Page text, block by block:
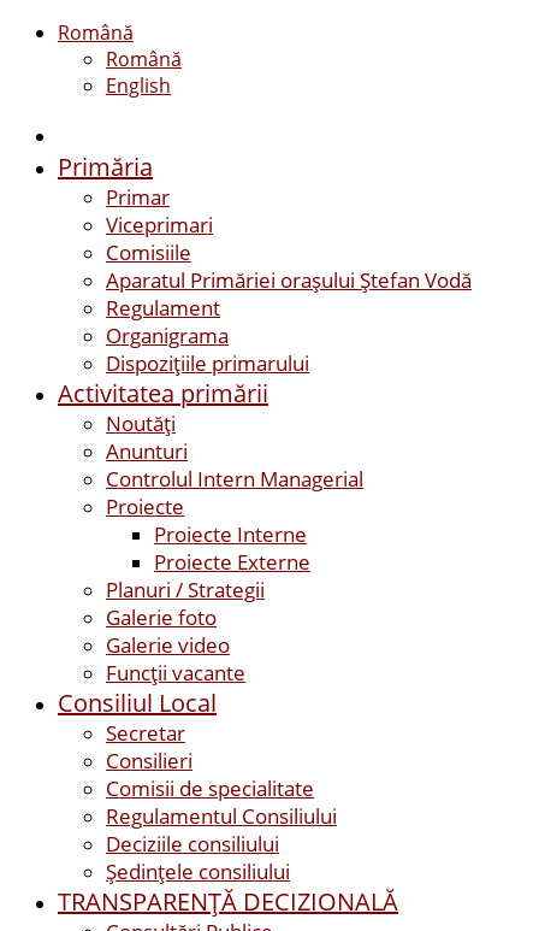
Română
Română
English
Primăria
Primar
Viceprimari
Comisiile
Aparatul Primăriei orașului Ștefan Vodă
Regulament
Organigrama
Dispozițiile primarului
Activitatea primării
Noutăți
Anunturi
Controlul Intern Managerial
Proiecte
Proiecte Interne
Proiecte Externe
Planuri / Strategii
Galerie foto
Galerie video
Funcții vacante
Consiliul Local
Secretar
Consilieri
Comisii de specialitate
Regulamentul Consiliului
Deciziile consiliului
Ședințele consiliului
TRANSPARENȚĂ DECIZIONALĂ